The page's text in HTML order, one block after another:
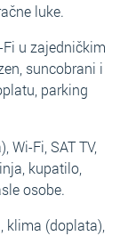
luke.
u zajedničkim
suncobrani i
parking
Wi-Fi, SAT TV,
kupatilo,
osobe.
klima (doplata),